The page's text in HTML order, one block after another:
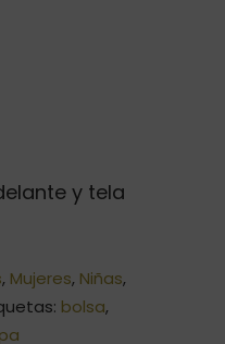
y tela
, Mujeres, Niñas,
bolsa,